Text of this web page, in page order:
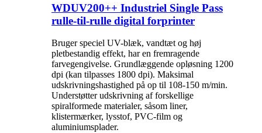
WDUV200++ Industriel Single Pass
rulle-til-rulle digital forprinter
Bruger speciel UV-blæk, vandtæt og høj
pletbestandig effekt, har en fremragende
farvegengivelse. Grundlæggende opløsning 1200
dpi (kan tilpasses 1800 dpi). Maksimal
udskrivningshastighed på op til 108-150 m/min.
Understøtter udskrivning af forskellige
spiralformede materialer, såsom liner,
klistermærker, lysstof, PVC-film og
aluminiumsplader.